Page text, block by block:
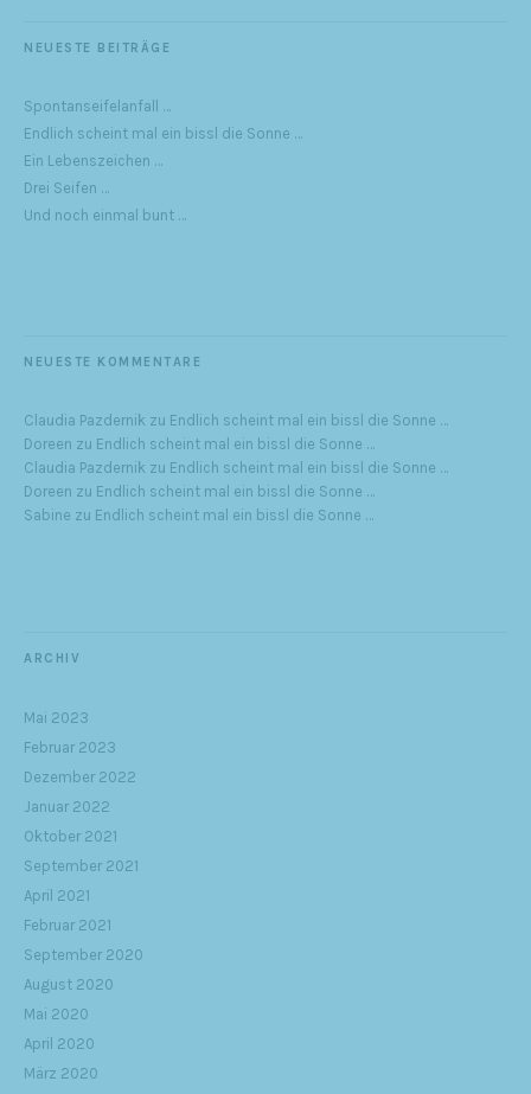
NEUESTE BEITRÄGE
Spontanseifelanfall …
Endlich scheint mal ein bissl die Sonne …
Ein Lebenszeichen …
Drei Seifen …
Und noch einmal bunt …
NEUESTE KOMMENTARE
Claudia Pazdernik zu Endlich scheint mal ein bissl die Sonne …
Doreen zu Endlich scheint mal ein bissl die Sonne …
Claudia Pazdernik zu Endlich scheint mal ein bissl die Sonne …
Doreen zu Endlich scheint mal ein bissl die Sonne …
Sabine zu Endlich scheint mal ein bissl die Sonne …
ARCHIV
Mai 2023
Februar 2023
Dezember 2022
Januar 2022
Oktober 2021
September 2021
April 2021
Februar 2021
September 2020
August 2020
Mai 2020
April 2020
März 2020